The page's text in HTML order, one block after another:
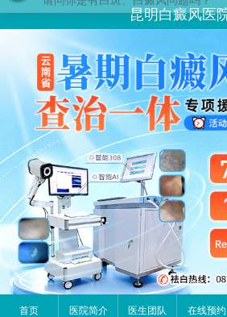
昆明白癜风医
首页 医院简介 医生团队 在线预约